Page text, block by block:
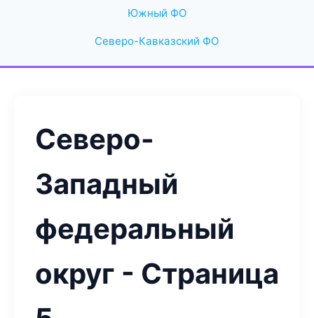
Южный ФО
Северо-Кавказский ФО
Северо-
Западный
федеральный
округ - Страница